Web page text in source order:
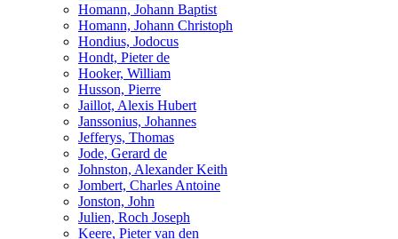
Homann, Johann Baptist
Homann, Johann Christoph
Hondius, Jodocus
Hondt, Pieter de
Hooker, William
Husson, Pierre
Jaillot, Alexis Hubert
Janssonius, Johannes
Jefferys, Thomas
Jode, Gerard de
Johnston, Alexander Keith
Jombert, Charles Antoine
Jonston, John
Julien, Roch Joseph
Keere, Pieter van den